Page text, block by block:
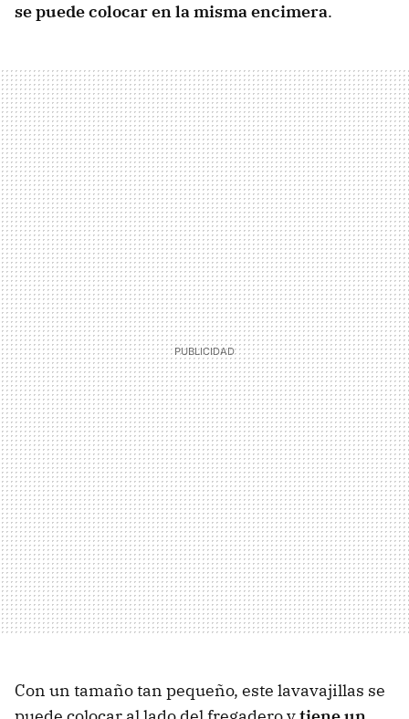
se puede colocar en la misma encimera.
Con un tamaño tan pequeño, este lavavajillas se